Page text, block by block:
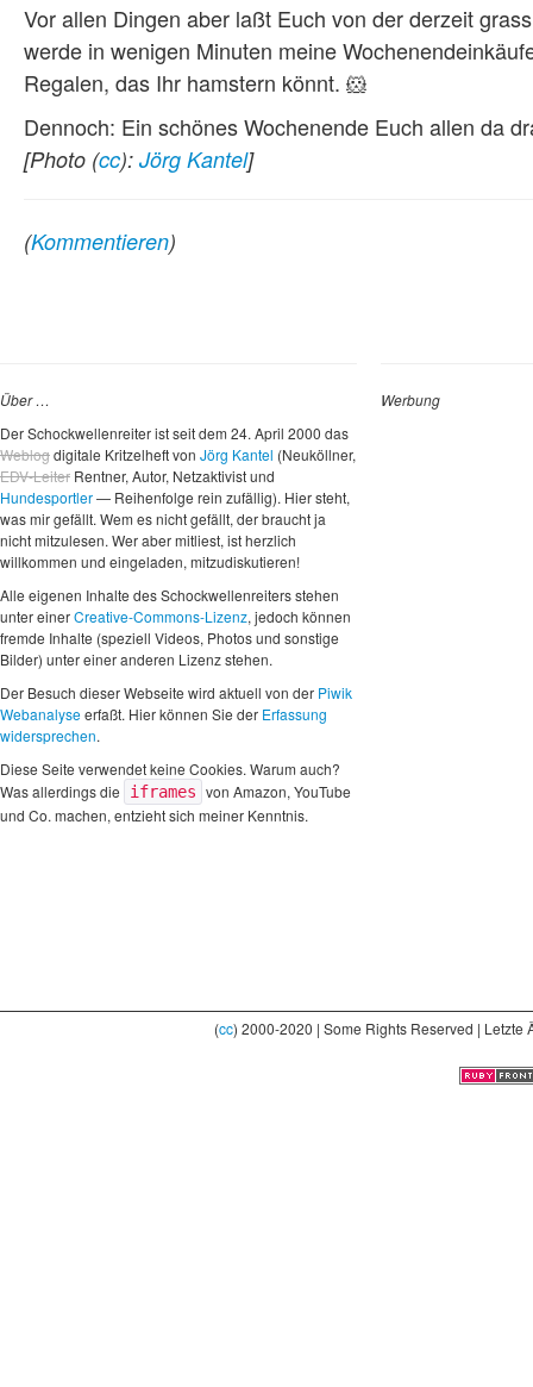
Vor allen Dingen aber laßt Euch von der derzeit
werde in wenigen Minuten meine
Regalen, das Ihr hamstern könnt. 🐹
Dennoch: Ein schönes Wochenende Euch allen da
[Photo (cc): Jörg Kantel]
(Kommentieren)
Über …
Der Schockwellenreiter ist seit dem 24. April 2000 das
Weblogdigitale Kritzelheft von Jörg Kantel (Neuköllner,
EDV-Leiter Rentner, Autor, Netzaktivist und
Hundesportler— Reihenfolge rein zufällig). Hier steht,
was mir gefällt. Wem es nicht gefällt, der braucht ja
nicht mitzulesen. Wer aber mitliest, ist herzlich
willkommen und eingeladen, mitzudiskutieren!
Alle eigenen Inhalte des Schockwellenreiters stehen
unter einerCreative-Commons-Lizenz, jedoch können
fremde Inhalte (speziell Videos, Photos und sonstige
Bilder) unter einer anderen Lizenz stehen.
Der Besuch dieser Webseite wird aktuell von der Piwik
Webanalyseerfaßt. Hier können Sie der Erfassung
widersprechen.
Diese Seite verwendet keine Cookies. Warum auch?
Was allerdings die
iframes von Amazon, YouTube
und Co. machen, entzieht sich meiner Kenntnis.
Werbung
(cc) 2000-2020 | Some Rights Reserved |